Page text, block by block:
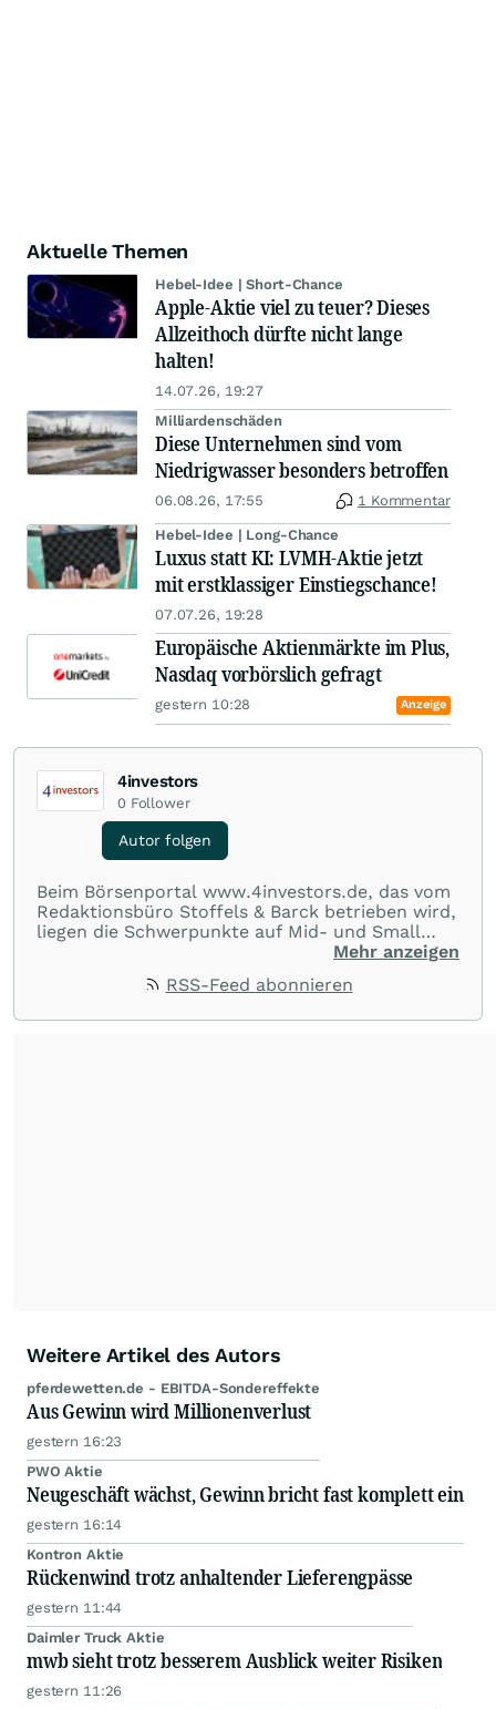
Aktuelle Themen
Hebel-Idee | Short-Chance
Apple-Aktie viel zu teuer? Dieses
Allzeithoch dürfte nicht lange
halten!
14.07.26, 19:27
Milliardenschäden
Diese Unternehmen sind vom
Niedrigwasser besonders betroffen
06.08.26, 17:55 1 Kommentar
Hebel-Idee | Long-Chance
Luxus statt KI: LVMH-Aktie jetzt
mit erstklassiger Einstiegschance!
07.07.26, 19:28
Europäische Aktienmärkte im Plus,
Nasdaq vorbörslich gefragt
gestern 10:28 Anzeige
4investors
0 Follower
Autor folgen
Beim Börsenportal www.4investors.de, das vom
Redaktionsbüro Stoffels & Barck betrieben wird,
liegen die Schwerpunkte auf Mid- und Small
Caps aus dem deutschsprachigen Raum. Der
Notierungsaufnahmen werden besonders genau
Mehr anzeigen
RSS-Feed abonnieren
Weitere Artikel des Autors
pferdewetten.de - EBITDA-Sondereffekte
Aus Gewinn wird Millionenverlust
gestern 16:23
PWO Aktie
Neugeschäft wächst, Gewinn bricht fast komplett ein
gestern 16:14
Kontron Aktie
Rückenwind trotz anhaltender Lieferengpässe
gestern 11:44
Daimler Truck Aktie
mwb sieht trotz besserem Ausblick weiter Risiken
gestern 11:26